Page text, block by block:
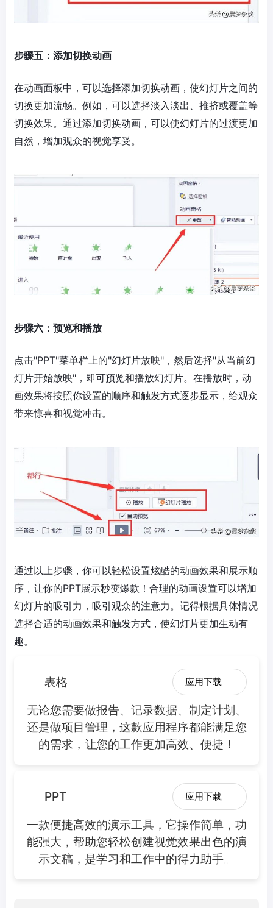
步骤五：添加切换动画
在动画面板中，可以选择添加切换动画，使幻灯片之间的
切换更加流畅。例如，可以选择淡入淡出、推挤或覆盖等
切换效果。通过添加切换动画，可以使幻灯片的过渡更加
自然，增加观众的视觉享受。
步骤六：预览和播放
点击"PPT"菜单栏上的"幻灯片放映"，然后选择"从当前幻
灯片开始放映"，即可预览和播放幻灯片。在播放时，动
画效果将按照你设置的顺序和触发方式逐步显示，给观众
带来惊喜和视觉冲击。
通过以上步骤，你可以轻松设置炫酷的动画效果和展示顺
序，让你的PPT展示秒变爆款！合理的动画设置可以增加
幻灯片的吸引力，吸引观众的注意力。记得根据具体情况
选择合适的动画效果和触发方式，使幻灯片更加生动有
趣。
表格 应用下载
无论您需要做报告、记录数据、制定计划、
还是做项目管理，这款应用程序都能满足您
的需求，让您的工作更加高效、便捷！
PPT 应用下载
一款便捷高效的演示工具，它操作简单，功
能强大，帮助您轻松创建视觉效果出色的演
示文稿，是学习和工作中的得力助手。